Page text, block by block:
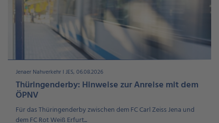
Jenaer Nahverkehr I JES, 06.08.2026
Thüringenderby: Hinweise zur Anreise mit dem
ÖPNV
Für das Thüringenderby zwischen dem FC Carl Zeiss Jena und
dem FC Rot Weiß Erfurt...